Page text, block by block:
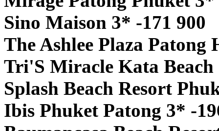
Sino Maison 3* -171 900
The Ashlee Plaza Patong
Tri'S Miracle Kata Beach
Splash Beach Resort
Ibis Phuket Patong 3* -